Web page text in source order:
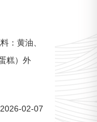
：黄油、
糕）外
2026-02-07